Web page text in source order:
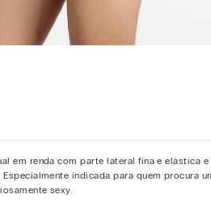
em renda com parte lateral fina e elástica
Especialmente indicada para quem procura
sexy.